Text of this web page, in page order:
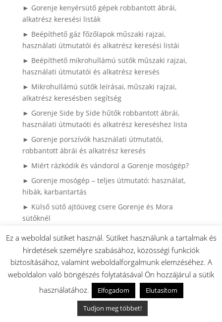
► Gorenje kenyérsütő gépek robbantott ábrái,
alkatrész keresési listák
► Beépíthető gáz főzőlapok műszaki rajzai,
használati útmutatói és alkatrész keresési listái
► Beépíthető mikrohullámú sütők műszaki rajzai,
használati útmutatói és alkatrész keresés
► Mikrohullámú sütők leírásai, műszaki rajzai,
alkatrész keresésben segítség
► Gorenje Side by Side hűtők robbantott ábrái,
használati útmutaóti és alkatrész kereséshez lista
► Gorenje porszívók használati útmutatói,
robbantott ábrái és alkatrész keresés
► Miért rázkódik és vándorol a Gorenje mosógép?
► Gorenje mosógép – teljes útmutató: használat,
hibák, karbantartás
► Külső sütő ajtóüveg csere Gorenje és Mora
sütőknél
► Gorenje hűtő ajtógumi csere házilag – így
cserélhető (hornyos) kivitel)
► Gyakran Ismételt Kérdések (GYIK)
► Ragyogó Gázfőzőlap, Karcok Nélkül? – A Profi
Tisztítás Első Lépései
► HISENSE / GORENJE klíma robbantott ábrák
Ez a weboldal sütiket használ. Sütiket használunk a tartalmak és
hirdetések személyre szabásához, közösségi funkciók
biztosításához, valamint weboldalforgalmunk elemzéséhez. A
weboldalon való böngészés folytatásával Ön hozzájárul a sütik
használatához.
Elfogadom
Elutasítom
Tudjon meg többet!